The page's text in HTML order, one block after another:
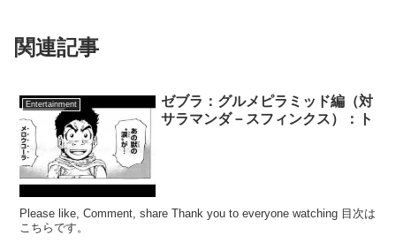
関連記事
Entertainment
ゼブラ：グルメピラミッド編（対
サラマンダ－スフィンクス）：ト
Please like, Comment, share Thank you to everyone watching 目次は
こちらです。